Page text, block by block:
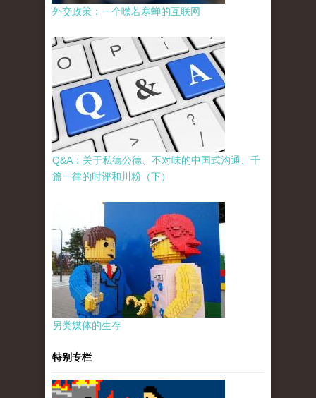
外交政策：一个噤若寒蝉的互联网
Q&A：关于私德公德、不对味的中国式沟通、千
篇一律的时评和川粉（下）
另类媒体的生存
特别专栏